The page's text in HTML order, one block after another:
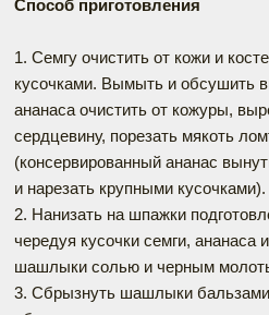
Способ приготовления
1. Семгу очистить от кожи и
кусочками. Вымыть и обсушить
ананаса очистить от кожуры,
сердцевину, порезать мякоть
(консервированный ананас
и нарезать крупными кусочками).
2. Нанизать на шпажки
чередуя кусочки семги, ананаса
шашлыки солью и черным
3. Сбрызнуть шашлыки